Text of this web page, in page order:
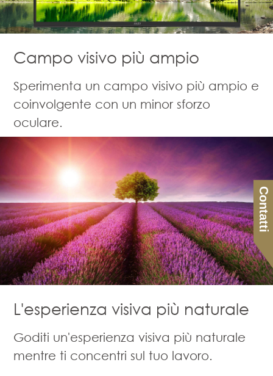
Campo visivo più ampio
Sperimenta un campo visivo più ampio e
coinvolgente con un minor sforzo
oculare.
L'esperienza visiva più naturale
Goditi un'esperienza visiva più naturale
mentre ti concentri sul tuo lavoro.
Contatti